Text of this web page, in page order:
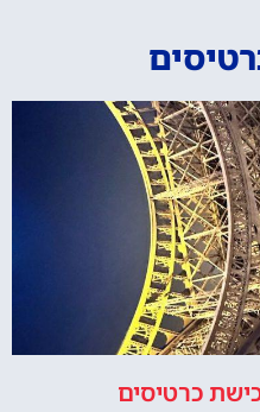
כרטיסים